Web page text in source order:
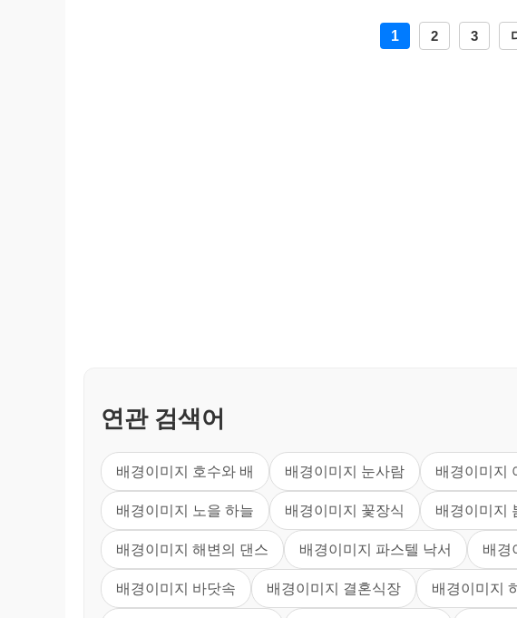
1 2 3
연관 검색어
배경이미지 호수와 배 배경이미지 눈사람 배경이미지
배경이미지 노을 하늘 배경이미지 꽃장식 배경이미지
배경이미지 해변의 댄스 배경이미지 파스텔 낙서 배경
배경이미지 바닷속 배경이미지 결혼식장 배경이미지